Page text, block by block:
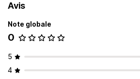
Avis
Note globale
0
5
4